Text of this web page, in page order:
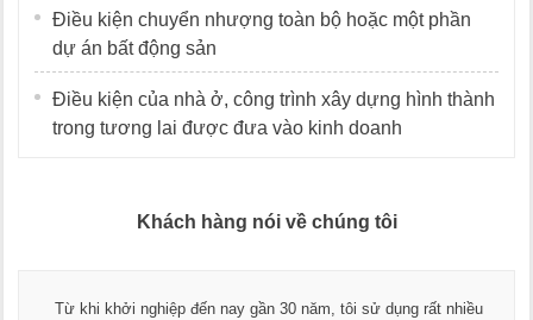
Điều kiện chuyển nhượng toàn bộ hoặc một phần
dự án bất động sản
Điều kiện của nhà ở, công trình xây dựng hình thành
trong tương lai được đưa vào kinh doanh
Khách hàng nói về chúng tôi
Từ khi khởi nghiệp đến nay gần 30 năm, tôi sử dụng rất nhiều